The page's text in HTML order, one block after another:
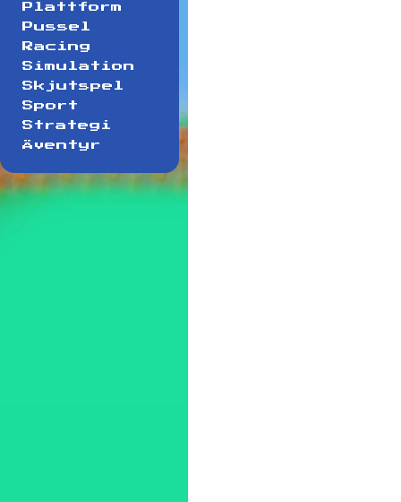
Plattform
Pussel
Racing
Simulation
Skjutspel
Sport
Strategi
Äventyr